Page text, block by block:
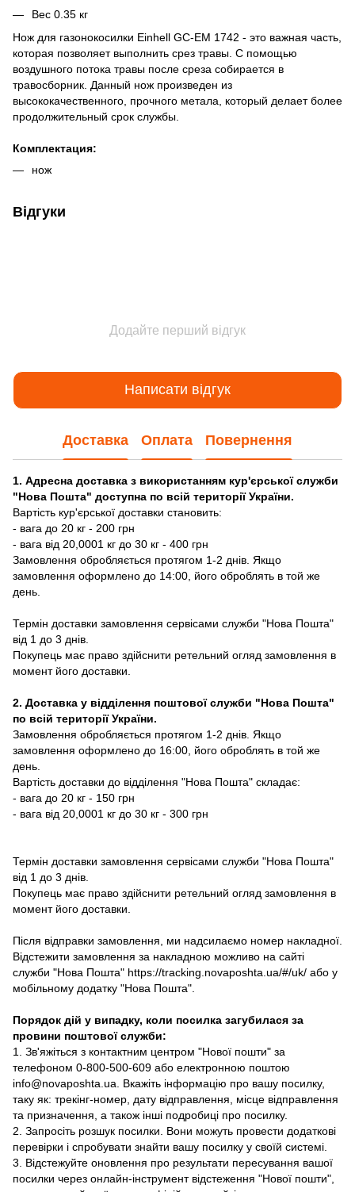
Вес 0.35 кг
Нож для газонокосилки Einhell GC-EM 1742 - это важная часть,
которая позволяет выполнить срез травы. С помощью
воздушного потока травы после среза собирается в
травосборник. Данный нож произведен из
высококачественного, прочного метала, который делает более
продолжительный срок службы.
Комплектация:
нож
Відгуки
Додайте перший відгук
Написати відгук
Доставка Оплата Повернення
1. Адресна доставка з використанням кур'єрської служби
"Нова Пошта" доступна по всій території України.
Вартість кур'єрської доставки становить:
- вага до 20 кг - 200 грн
- вага від 20,0001 кг до 30 кг - 400 грн
Замовлення обробляється протягом 1-2 днів. Якщо
замовлення оформлено до 14:00, його оброблять в той же
день.
Термін доставки замовлення сервісами служби "Нова Пошта"
від 1 до 3 днів.
Покупець має право здійснити ретельний огляд замовлення в
момент його доставки.
2. Доставка у відділення поштової служби "Нова Пошта"
по всій території України.
Замовлення обробляється протягом 1-2 днів. Якщо
замовлення оформлено до 16:00, його оброблять в той же
день.
Вартість доставки до відділення "Нова Пошта" складає:
- вага до 20 кг - 150 грн
- вага від 20,0001 кг до 30 кг - 300 грн
Термін доставки замовлення сервісами служби "Нова Пошта"
від 1 до 3 днів.
Покупець має право здійснити ретельний огляд замовлення в
момент його доставки.
Після відправки замовлення, ми надсилаємо номер накладної.
Відстежити замовлення за накладною можливо на сайті
служби "Нова Пошта" https://tracking.novaposhta.ua/#/uk/ або у
мобільному додатку "Нова Пошта".
Порядок дій у випадку, коли посилка загубилася за
провини поштової служби:
1. Зв'яжіться з контактним центром "Нової пошти" за
телефоном 0-800-500-609 або електронною поштою
info@novaposhta.ua. Вкажіть інформацію про вашу посилку,
таку як: трекінг-номер, дату відправлення, місце відправлення
та призначення, а також інші подробиці про посилку.
2. Запросіть розшук посилки. Вони можуть провести додаткові
перевірки і спробувати знайти вашу посилку у своїй системі.
3. Відстежуйте оновлення про результати пересування вашої
посилки через онлайн-інструмент відстеження "Нової пошти",